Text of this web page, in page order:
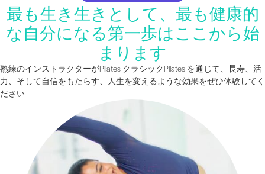
最も生き生きとして、最も健康的
な自分になる第一歩はここから始
まります
熟練のインストラクターがPilates クラシックPilates を通じて、長寿、活
力、そして自信をもたらす、人生を変えるような効果をぜひ体験してく
ださい